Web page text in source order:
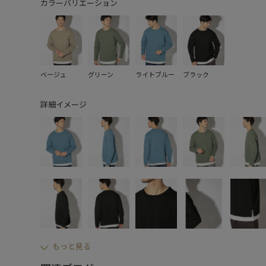
カラーバリエーション
ベージュ グリーン ライトブルー ブラック
詳細イメージ
もっと見る